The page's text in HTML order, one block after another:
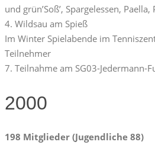
und grün’Soß’, Spargelessen,
4. Wildsau am Spieß
Im Winter Spielabende im
Teilnehmer
7. Teilnahme am SG03-Jedermann-
2000
198 Mitglieder (Jugendliche 88)